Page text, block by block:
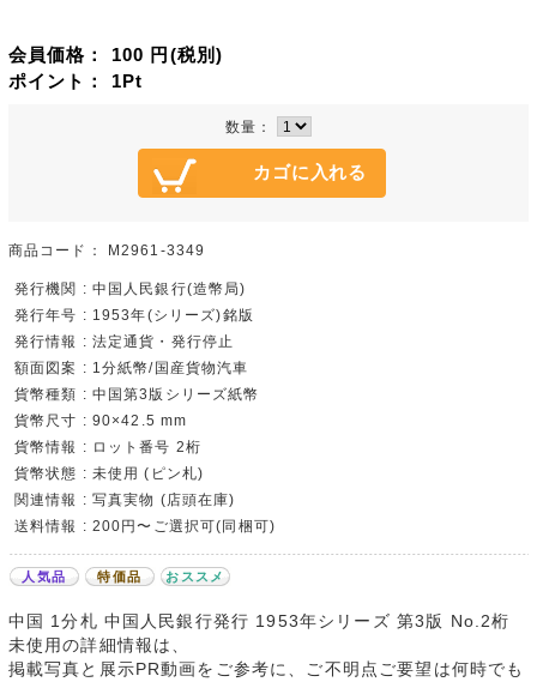
会員価格： 100 円(税別)
ポイント： 1Pt
数量：
商品コード： M2961-3349
発行機関 : 中国人民銀行(造幣局)
発行年号 : 1953年(シリーズ)銘版
発行情報 : 法定通貨・発行停止
額面図案 : 1分紙幣/国産貨物汽車
貨幣種類 : 中国第3版シリーズ紙幣
貨幣尺寸 : 90×42.5 mm
貨幣情報 : ロット番号 2桁
貨幣状態 : 未使用 (ピン札)
関連情報 : 写真実物 (店頭在庫)
送料情報 : 200円〜ご選択可(同梱可)
人気品 特価品 おススメ
中国 1分札 中国人民銀行発行 1953年シリーズ 第3版 No.2桁
未使用の詳細情報は、
掲載写真と展示PR動画をご参考に、ご不明点ご要望は何時でも